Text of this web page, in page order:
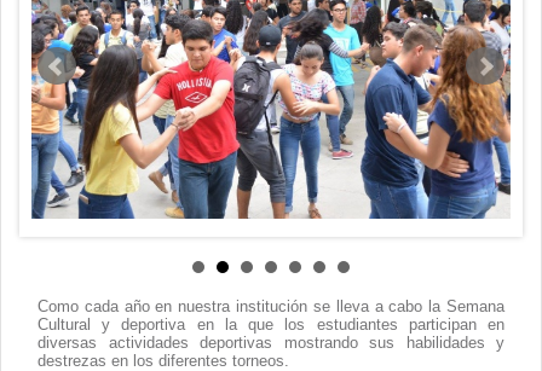
Difusión
Contacto
Como cada año en nuestra institución se lleva a cabo la Semana
Cultural y deportiva en la que los estudiantes participan en
diversas actividades deportivas mostrando sus habilidades y
destrezas en los diferentes torneos.